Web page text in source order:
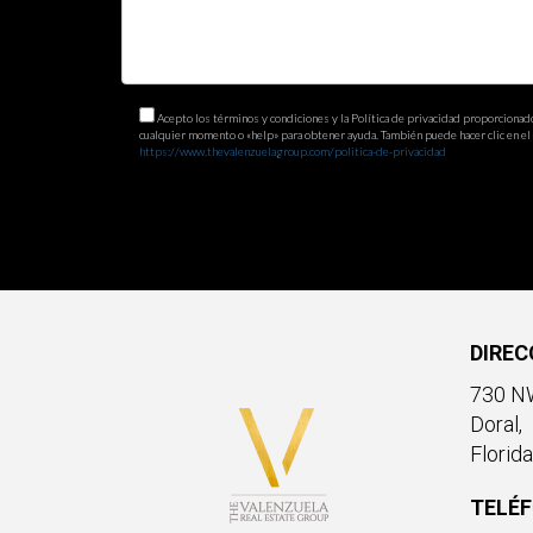
Acepto los términos y condiciones y la Política de privacidad
cualquier momento o «help» para obtener ayuda. También puede hacer clic en
https://www.thevalenzuelagroup.com/politica-de-privacidad
730
Doral,